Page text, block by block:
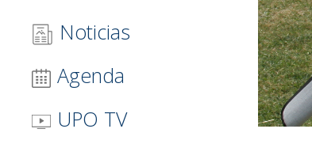
Noticias
Agenda
UPO TV